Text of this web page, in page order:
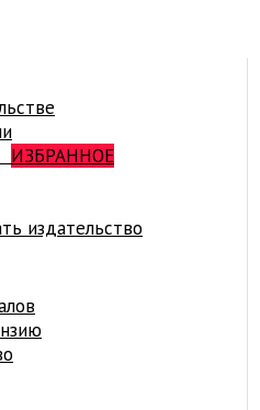
ИЗБРАННОЕ
издательство